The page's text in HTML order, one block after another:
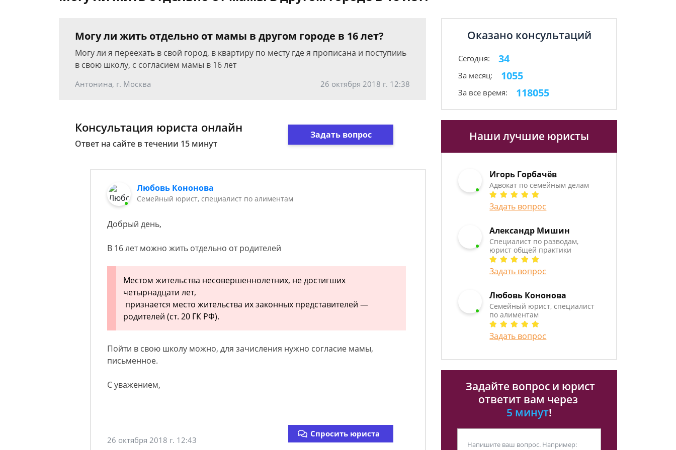
Могу ли жить отдельно от мамы в другом городе в 16 лет?
Могу ли я переехать в свой город, в квартиру по месту где я прописана и поступииь
в свою школу, с согласием мамы в 16 лет
Антонина, г. Москва 26 октября 2018 г. 12:38
Консультация юриста онлайн
Ответ на сайте в течении 15 минут
Задать вопрос
Любовь Кононова
Семейный юрист, специалист по алиментам
Добрый день,
В 16 лет можно жить отдельно от родителей
Местом жительства несовершеннолетних, не достигших
четырнадцати лет,
признается место жительства их законных представителей —
родителей (ст. 20 ГК РФ).
Пойти в свою школу можно, для зачисления нужно согласие мамы,
письменное.
С уважением,
26 октября 2018 г. 12:43
Спросить юриста
Оказано консультаций
Сегодня: 34
За месяц: 1055
За все время: 118055
Наши лучшие юристы
Игорь Горбачёв
Адвокат по семейным делам
Задать вопрос
Александр Мишин
Специалист по разводам,
юрист общей практики
Задать вопрос
Любовь Кононова
Семейный юрист, специалист
по алиментам
Задать вопрос
Задайте вопрос и юрист
ответит вам через
5 минут!